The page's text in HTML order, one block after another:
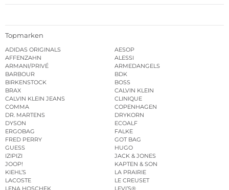
Topmarken
ADIDAS ORIGINALS
AESOP
AFFENZAHN
ALESSI
ARMANI/PRIVÉ
ARMEDANGELS
BARBOUR
BDK
BIRKENSTOCK
BOSS
BRAX
CALVIN KLEIN
CALVIN KLEIN JEANS
CLINIQUE
COMMA
COPENHAGEN
DR. MARTENS
DRYKORN
DYSON
ECOALF
ERGOBAG
FALKE
FRED PERRY
GOT BAG
GUESS
HUGO
IZIPIZI
JACK & JONES
JOOP!
KAPTEN & SON
KIEHL’S
LA PRAIRIE
LACOSTE
LE CREUSET
LENA HOSCHEK
LEVI’S®